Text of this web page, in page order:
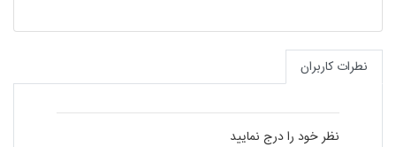
نطرات کاربران
نظر خود را درج نمایید